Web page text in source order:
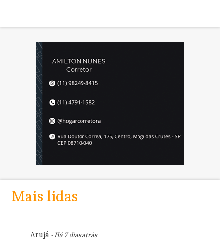
Mais lidas
Arujá- Há 7 dias atrás